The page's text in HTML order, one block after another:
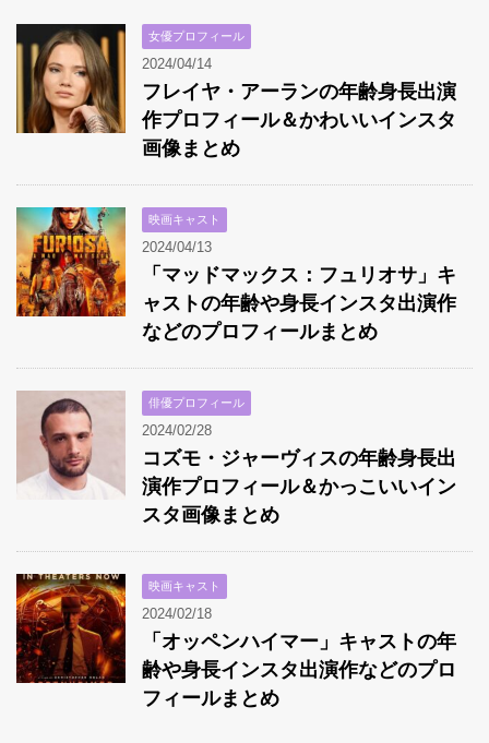
女優プロフィール
2024/04/14
フレイヤ・アーランの年齢身長出演
作プロフィール＆かわいいインスタ
画像まとめ
映画キャスト
2024/04/13
「マッドマックス：フュリオサ」キ
ャストの年齢や身長インスタ出演作
などのプロフィールまとめ
俳優プロフィール
2024/02/28
コズモ・ジャーヴィスの年齢身長出
演作プロフィール＆かっこいいイン
スタ画像まとめ
映画キャスト
2024/02/18
「オッペンハイマー」キャストの年
齢や身長インスタ出演作などのプロ
フィールまとめ